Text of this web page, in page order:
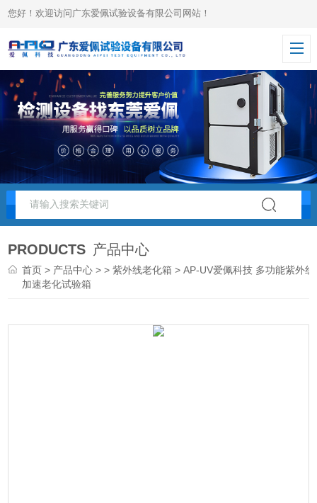
您好！欢迎访问广东爱佩试验设备有限公司网站！
PRODUCTS 产品中心
首页 > 产品中心 > >紫外线老化箱 > AP-UV爱佩科技 多功能紫外线
加速老化试验箱